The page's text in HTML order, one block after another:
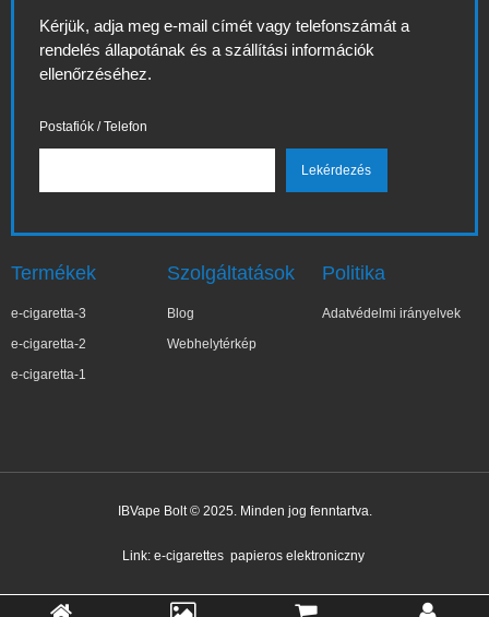
Kérjük, adja meg e-mail címét vagy telefonszámát a
rendelés állapotának és a szállítási információk
ellenőrzéséhez.
Postafiók / Telefon
Termékek
e-cigaretta-3
e-cigaretta-2
e-cigaretta-1
Szolgáltatások
Blog
Webhelytérkép
Politika
Adatvédelmi irányelvek
IBVape Bolt © 2025. Minden jog fenntartva.
Link: e-cigarettes papieros elektroniczny
✕
Kata***yna